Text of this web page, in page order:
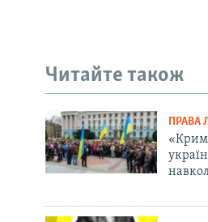
Читайте також
ПРАВА
«Крим